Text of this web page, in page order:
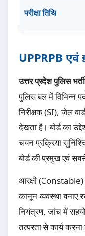
परीक्षा तिथि
UPPRPB एवं
उत्तर प्रदेश पुलिस
पुलिस बल में विभिन्न
निरीक्षक (SI), जेल
देखता है। बोर्ड का
चयन प्रक्रिया
बोर्ड की प्रमुख एवं
आरक्षी (Constable)
कानून-व्यवस्था बनाए
नियंत्रण, जांच में
तत्परता से कार्य